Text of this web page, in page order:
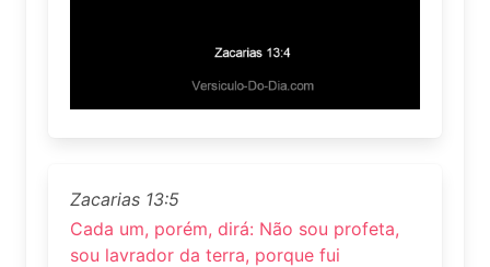
Zacarias 13:5
Cada um, porém, dirá: Não sou profeta,
sou lavrador da terra, porque fui